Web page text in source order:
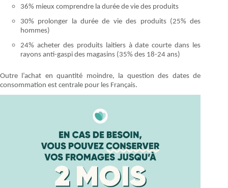
36% mieux comprendre la durée de vie des produits
30% prolonger la durée de vie des produits (25% des
hommes)
24% acheter des produits laitiers à date courte dans les
rayons anti-gaspi des magasins (35% des 18-24 ans)
Outre l’achat en quantité moindre, la question des dates de
consommation est centrale pour les Français.